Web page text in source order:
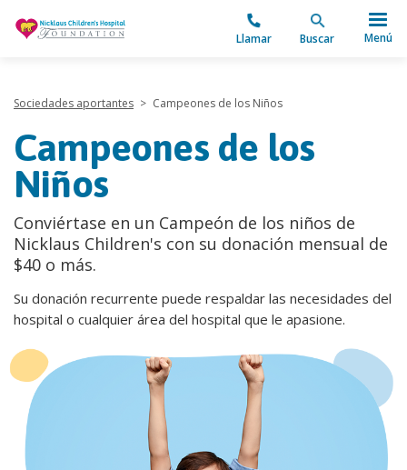
Llamar Buscar Menú
Sociedades aportantes > Campeones de los Niños
Campeones de los
Niños
Conviértase en un Campeón de los niños de
Nicklaus Children's con su donación mensual de
$40 o más.
Su donación recurrente puede respaldar las necesidades del
hospital o cualquier área del hospital que le apasione.